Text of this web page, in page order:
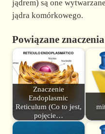
jądrem) są one
jądra komórkowego.
Powiązane
Znaczenie
Endoplasmic
Reticulum (Co to jest,
pojęcie…